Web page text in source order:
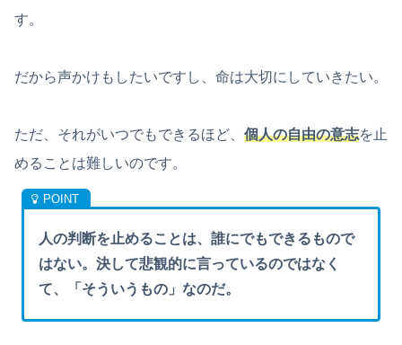
す。
だから声かけもしたいですし、命は大切にしていきたい。
ただ、それがいつでもできるほど、 個人の自由の意志を止
めることは難しいのです。
人の判断を止めることは、誰にでもできるもので
はない。決して悲観的に言っているのではなく
て、「そういうもの」なのだ。